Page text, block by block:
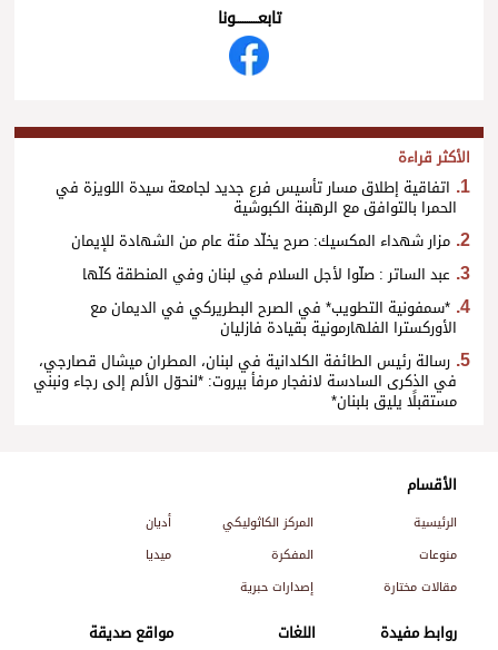
تابعــــــــــونا
الأكثر قراءة
اتفاقية إطلاق مسار تأسيس فرع جديد لجامعة سيدة اللويزة في
الحمرا بالتوافق مع الرهبنة الكبوشية
مزار شهداء المكسيك: صرح يخلّد مئة عام من الشهادة للإيمان
عبد الساتر : صلّوا لأجل السلام في لبنان وفي المنطقة كلّها
*سمفونية التطويب* في الصرح البطريركي في الديمان مع
الأوركسترا الفلهارمونية بقيادة فازليان
رسالة رئيس الطائفة الكلدانية في لبنان، المطران ميشال قصارجي،
في الذكرى السادسة لانفجار مرفأ بيروت: *لنحوّل الألم إلى رجاء ونبني
مستقبلًا يليق بلبنان*
الأقسام
الرئيسية المركز الكاثوليكي
أديان
منوعات
المفكرة
ميديا
مقالات مختارة
إصدارات حبرية
روابط مفيدة اللغات مواقع صديقة